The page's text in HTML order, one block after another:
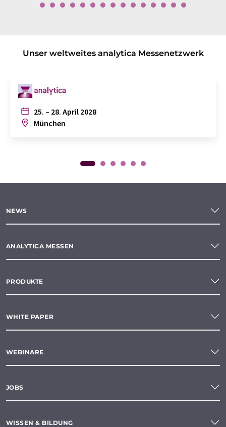
Unser weltweites analytica Messenetzwerk
25. – 28. April 2028
München
NEWS
ANALYTICA MESSEN
PRODUKTE
WHITE PAPER
WEBINARE
JOBS
WISSEN & BILDUNG